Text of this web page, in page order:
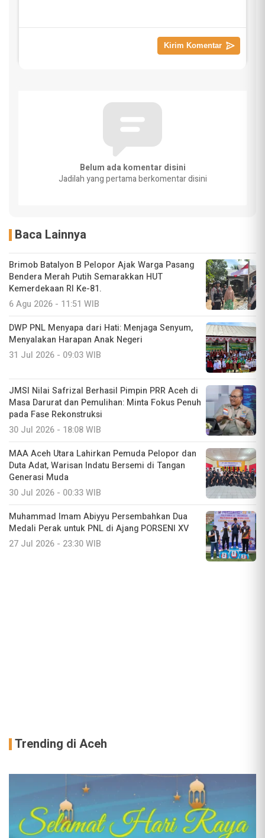
Belum ada komentar disini
Jadilah yang pertama berkomentar disini
Baca Lainnya
Brimob Batalyon B Pelopor Ajak Warga Pasang
Bendera Merah Putih Semarakkan HUT
Kemerdekaan RI Ke-81.
6 Agu 2026 - 11:51 WIB
DWP PNL Menyapa dari Hati: Menjaga Senyum,
Menyalakan Harapan Anak Negeri
31 Jul 2026 - 09:03 WIB
JMSI Nilai Safrizal Berhasil Pimpin PRR Aceh di
Masa Darurat dan Pemulihan: Minta Fokus Penuh
pada Fase Rekonstruksi
30 Jul 2026 - 18:08 WIB
MAA Aceh Utara Lahirkan Pemuda Pelopor dan
Duta Adat, Warisan Indatu Bersemi di Tangan
Generasi Muda
30 Jul 2026 - 00:33 WIB
Muhammad Imam Abiyyu Persembahkan Dua
Medali Perak untuk PNL di Ajang PORSENI XV
27 Jul 2026 - 23:30 WIB
Trending di Aceh